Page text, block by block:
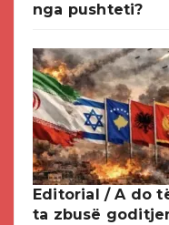
nga pushteti?
Editorial / A do
ta zbusë